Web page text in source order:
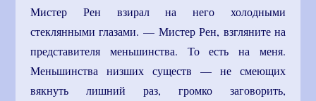
Мистер Рен взирал на него холодными
стеклянными глазами. — Мистер Рен, взгляните на
представителя меньшинства. То есть на меня.
Меньшинства низших существ — не смеющих
вякнуть лишний раз, громко заговорить,